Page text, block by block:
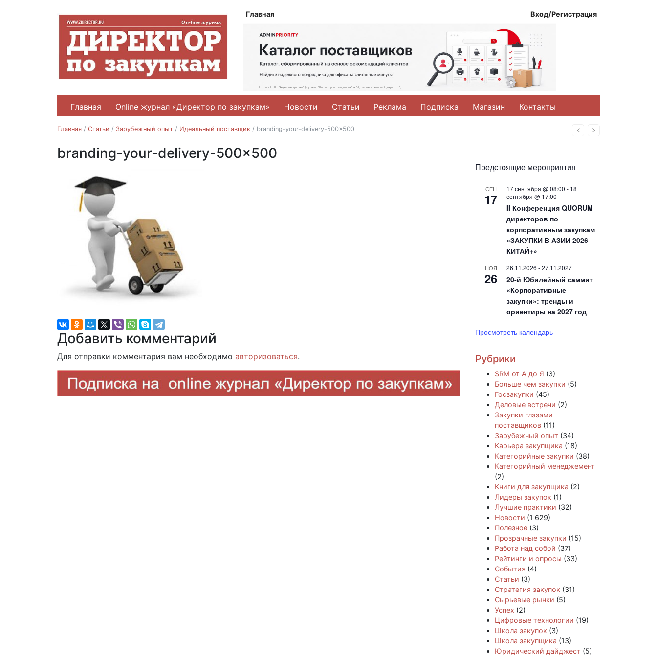
Главная Вход/Регистрация
Главная Online журнал «Директор по закупкам» Новости Статьи Реклама Подписка Магазин Контакты
НазадВперед
Главная / Статьи / Зарубежный опыт / Идеальный поставщик / branding-your-delivery-500×500
branding-your-delivery-500×500
Добавить комментарий
Для отправки комментария вам необходимо авторизоваться.
Предстоящие мероприятия
СЕН
17
17 сентября @ 08:00 - 18
сентября @ 17:00
II Конференция QUORUM
директоров по
корпоративным закупкам
«ЗАКУПКИ В АЗИИ 2026
КИТАЙ+»
НОЯ
26
26.11.2026 -27.11.2027
20-й Юбилейный саммит
«Корпоративные
закупки»: тренды и
ориентиры на 2027 год
Просмотреть календарь
Рубрики
SRM от А до Я (3)
Больше чем закупки (5)
Госзакупки (45)
Деловые встречи (2)
Закупки глазами
поставщиков (11)
Зарубежный опыт (34)
Карьера закупщика (18)
Категорийные закупки (38)
Категорийный менеджемент
(2)
Книги для закупщика (2)
Лидеры закупок (1)
Лучшие практики (32)
Новости (1 629)
Полезное (3)
Прозрачные закупки (15)
Работа над собой (37)
Рейтинги и опросы (33)
События (4)
Статьи (3)
Стратегия закупок (31)
Сырьевые рынки (5)
Успех (2)
Цифровые технологии (19)
Школа закупок (3)
Школа закупщика (13)
Юридический дайджест (5)